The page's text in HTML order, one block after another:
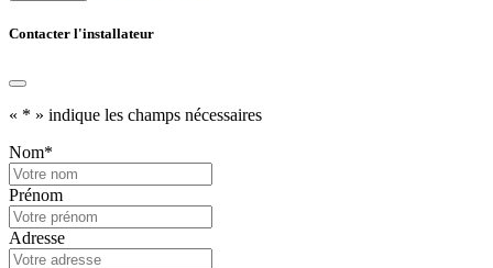
Contacter l'installateur
« * » indique les champs nécessaires
Nom*
Prénom
Adresse